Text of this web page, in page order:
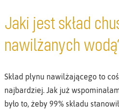
Jaki jest skład
nawilżanych
Skład płynu nawilżającego to
najbardziej. Jak już
było to, żeby 99% składu